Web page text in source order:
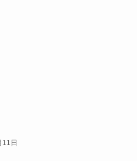
11日